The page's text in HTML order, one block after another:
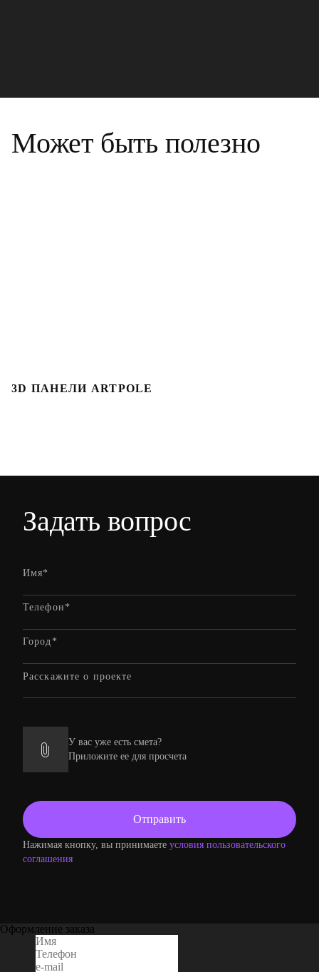
Может быть полезно
3D ПАНЕЛИ ARTPOLE
Задать вопрос
У вас уже есть смета?
Приложите ее для просчета
Нажимая кнопку, вы принимаете условия пользовательского
соглашения
Оформление заказа